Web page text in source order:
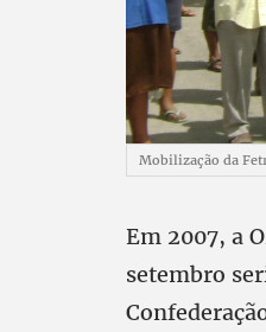
Mobilização da
Em 2007, a
setembro